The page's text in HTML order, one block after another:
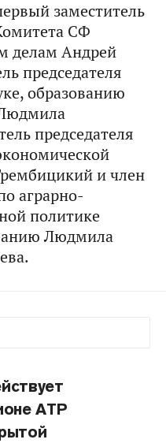
заместитель
СФ
делам Андрей
председателя
образованию
председателя
и член
аграрно-
политике
Людмила
.
АТР